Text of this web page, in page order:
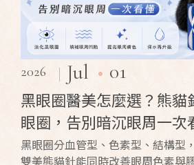
2026 Jul 01
黑眼圈醫美怎麼選？熊貓
眼圈，告別暗沉眼周一次
黑眼圈分血管型、色素型、結構型
雙美熊貓針能同時改善眼周色素與